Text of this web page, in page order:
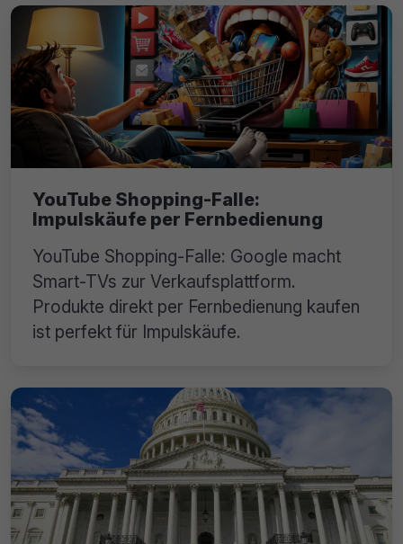
YouTube Shopping-Falle:
Impulskäufe per Fernbedienung
YouTube Shopping-Falle: Google macht
Smart-TVs zur Verkaufsplattform.
Produkte direkt per Fernbedienung kaufen
ist perfekt für Impulskäufe.